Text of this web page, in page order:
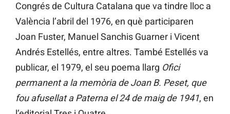
Congrés de Cultura Catalana que va tindre lloc a
València l’abril del 1976, en què participaren
Joan Fuster, Manuel Sanchis Guarner i Vicent
Andrés Estellés, entre altres. També Estellés va
publicar, el 1979, el seu poema llarg Ofici
permanent a la memòria de Joan B. Peset, que
fou afusellat a Paterna el 24 de maig de 1941, en